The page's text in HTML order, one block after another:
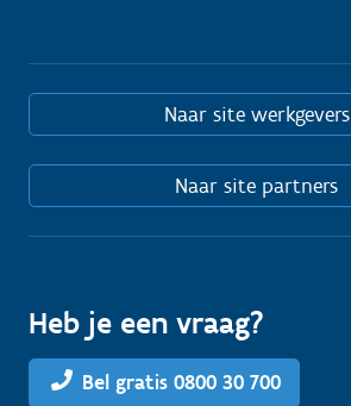
Naar site werkgevers
Naar site partners
Heb je een vraag?
Bel gratis 0800 30 700